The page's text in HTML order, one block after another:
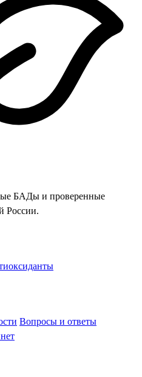
БАДы и проверенные
России.
Вопросы и ответы